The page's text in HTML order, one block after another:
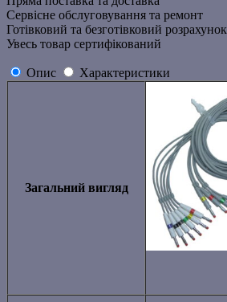
Сервісне обслуговування та ремонт
Готівковий та безготівковий розрахунок
Увесь товар сертифікований
Опис Характеристики
Загальний вигляд